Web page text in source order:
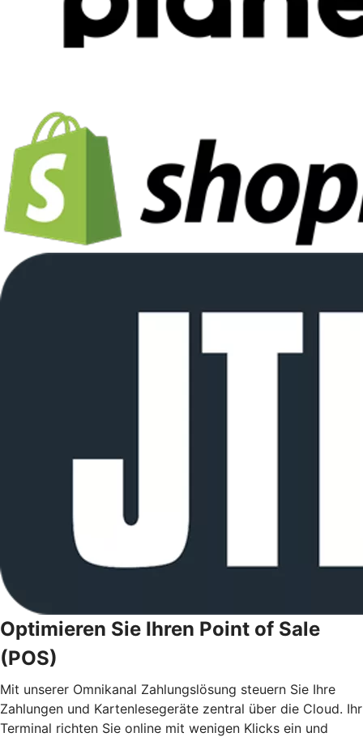
Optimieren Sie Ihren Point of Sale
(POS)
Mit unserer Omnikanal Zahlungslösung steuern Sie Ihre
Zahlungen und Kartenlesegeräte zentral über die Cloud. Ihr
Terminal richten Sie online mit wenigen Klicks ein und